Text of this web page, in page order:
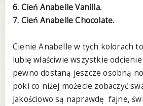
6. Cień Anabelle Vanilla.
7. Cień Anabelle Chocolate.
Cienie Anabelle w tych kolorach
lubię właściwie wszystkie
pewno dostaną jeszcze osobną
póki co niżej możecie zobaczyć
Jakościowo są naprawdę fajne,